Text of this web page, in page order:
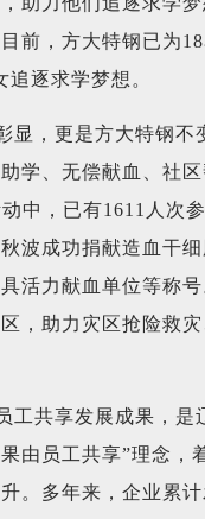
前，方大特钢已为
逐求学梦想。
显，更是方大特钢
学、无偿献血、社
中，已有1611人次
波成功捐献造血干
活力献血单位等称
，助力灾区抢险救
工共享发展成果，
由员工共享”理念
。多年来，企业累